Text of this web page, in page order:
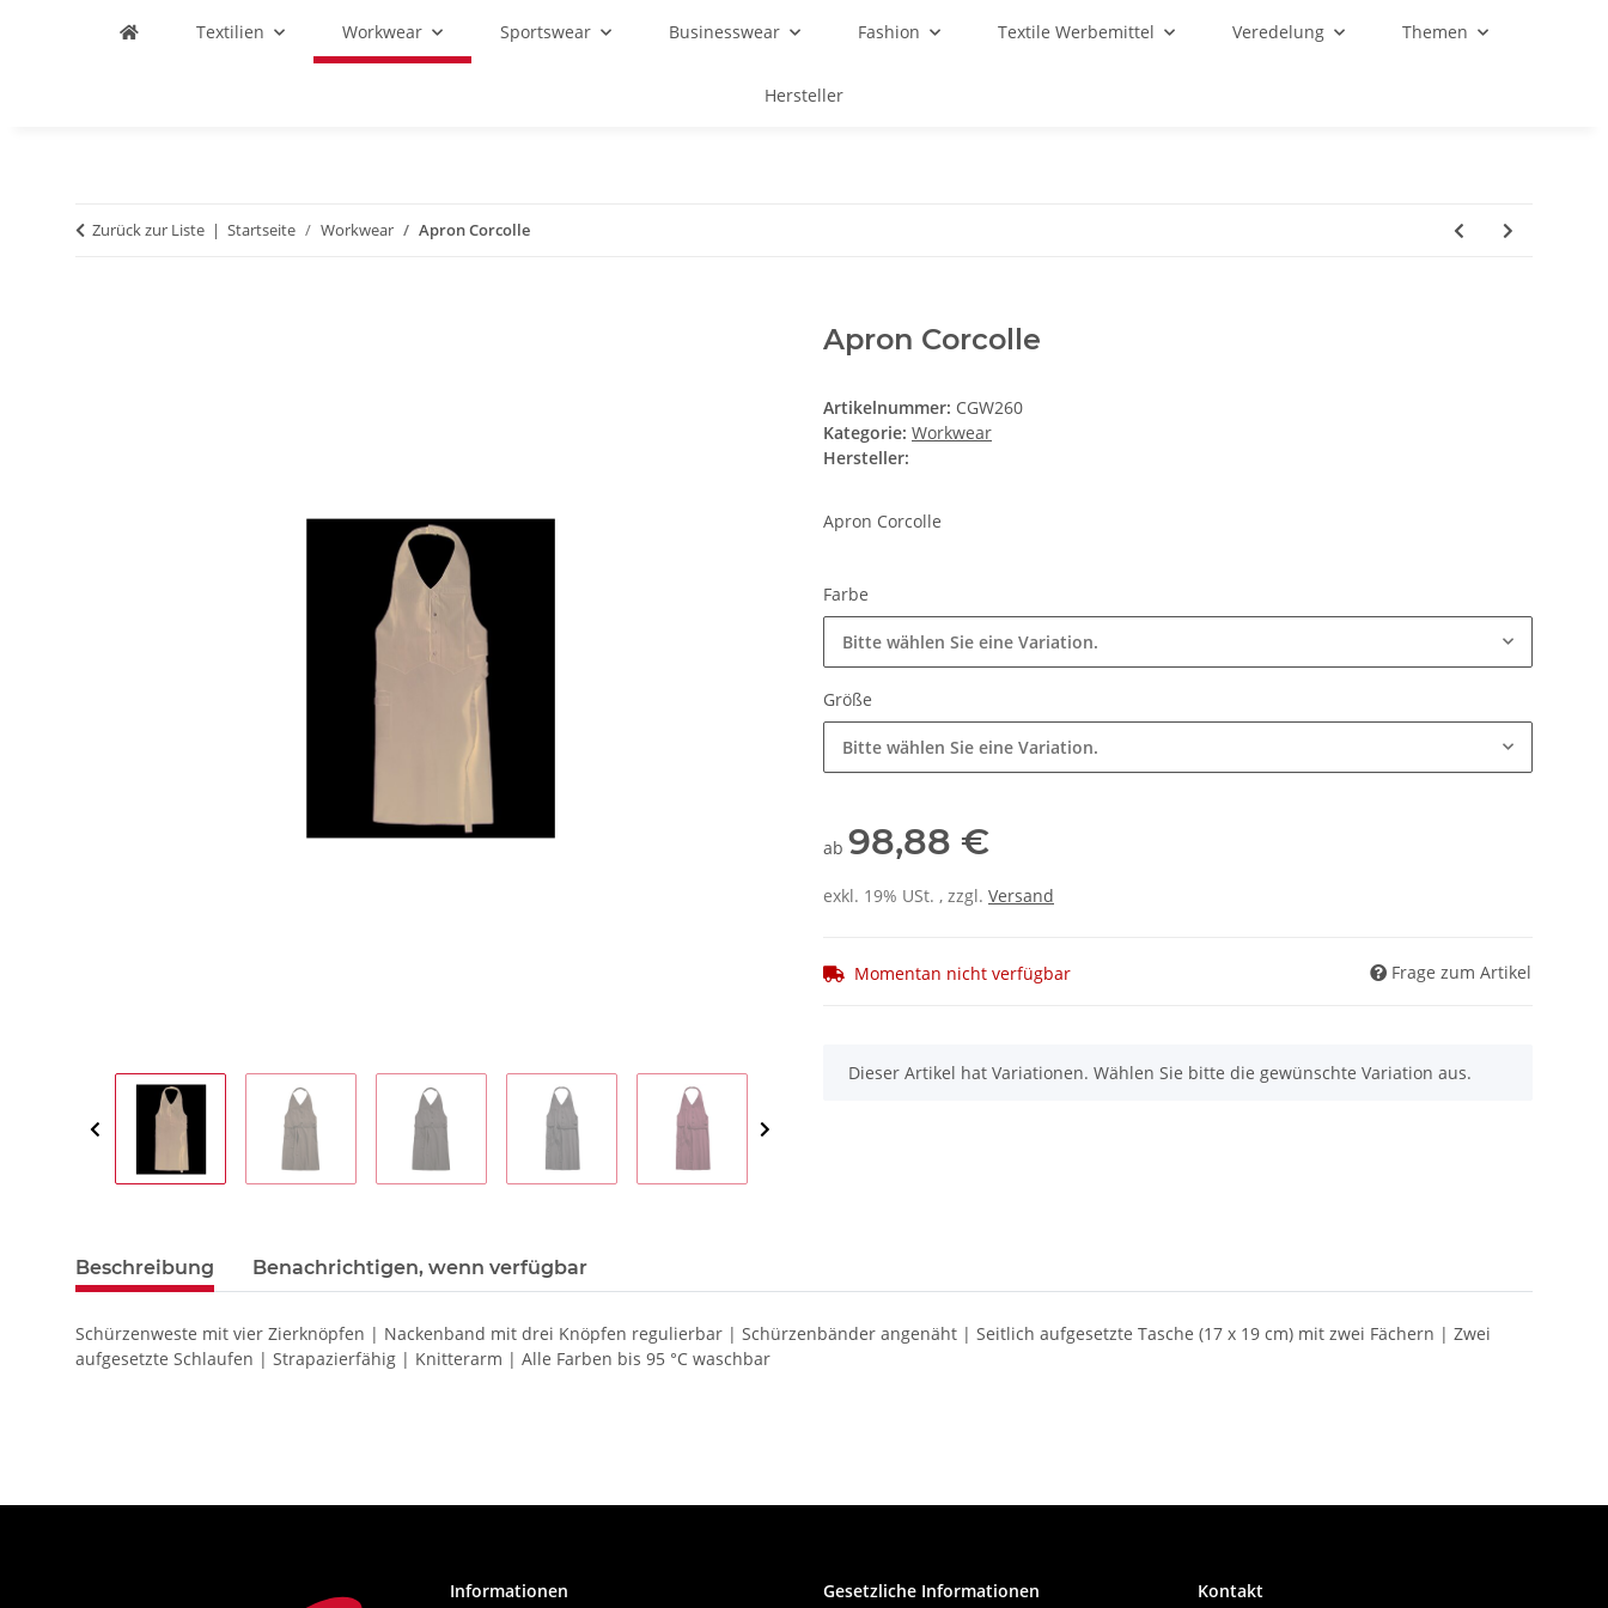
Textilien Workwear Sportswear Businesswear Fashion Textile Werbemittel Veredelung Themen
Hersteller
Zurück zur Liste Startseite Workwear Apron Corcolle
Apron Corcolle
Artikelnummer: CGW260
Kategorie: Workwear
Hersteller:
Apron Corcolle
Farbe
Bitte wählen Sie eine Variation.
Größe
Bitte wählen Sie eine Variation.
ab 98,88 €
exkl. 19% USt. , zzgl. Versand
Momentan nicht verfügbar Frage zum Artikel
x
Dieser Artikel hat Variationen. Wählen Sie bitte die gewünschte Variation aus.
Beschreibung Benachrichtigen, wenn verfügbar
Schürzenweste mit vier Zierknöpfen | Nackenband mit drei Knöpfen regulierbar | Schürzenbänder angenäht | Seitlich aufgesetzte Tasche (17 x 19 cm) mit zwei Fächern | Zwei
aufgesetzte Schlaufen | Strapazierfähig | Knitterarm | Alle Farben bis 95 °C waschbar
Informationen Gesetzliche Informationen Kontakt